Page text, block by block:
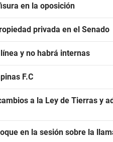
en la oposición
privada en el Senado
y no habrá internas
F.C
a la Ley de Tierras y
en la sesión sobre la